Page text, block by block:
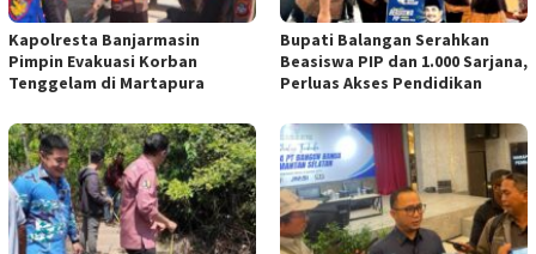
Kapolresta Banjarmasin
Pimpin Evakuasi Korban
Tenggelam di Martapura
Bupati Balangan Serahkan
Beasiswa PIP dan 1.000 Sarjana,
Perluas Akses Pendidikan